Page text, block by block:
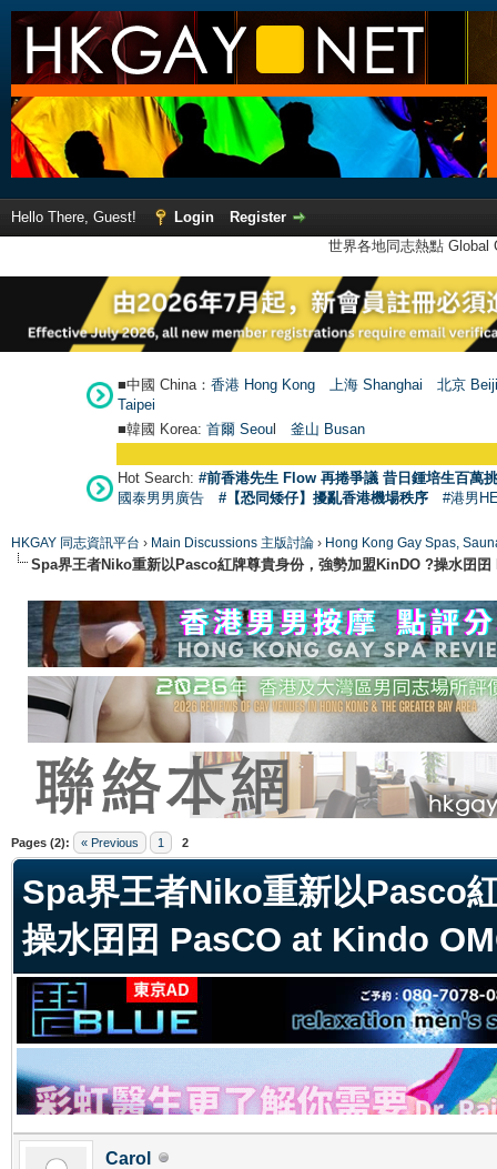
Hello There, Guest! Login
Register
世界各地同志熱點
■中國 China： 香港 Hong Kong 上海 Shanghai
北京
Taipei
■韓國 Korea: 首爾 Seoul 釜山 Busan
Hot Search: #前香港先生 Flow 再捲爭議 昔日鍾培生百萬
國泰男男廣告
#【恐同矮仔】擾亂香港機場秩序 #港男
HKGAY 同志資訊平台 › Main Discussions 主版討論 › Hong Kong Gay Spas,
Spa界王者Niko重新以Pasco紅牌尊貴身份，強勢加盟KinDO ?操水囝
Pages (2): « Previous 1 2
Spa界王者Niko重新以Pasco
操水囝囝 PasCO at Kindo
Carol